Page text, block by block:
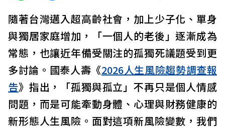
隨著台灣邁入超高齡社會，加上少子化、單身
與獨居家庭增加，「一個人的老後」逐漸成為
常態，也讓近年備受關注的孤獨死議題受到更
多討論。國泰人壽《2026人生風險趨勢調查報
告》指出，「孤獨與孤立」不再只是個人情感
問題，而是可能牽動身體、心理與財務健康的
新形態人生風險。面對這項新風險變數，我們